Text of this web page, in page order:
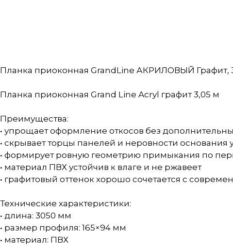
Планка приоконная GrandLine АКРИЛОВЫЙ Графит,
Планка приоконная Grand Line Acryl графит 3,05 м
Преимущества:
• упрощает оформление откосов без
• скрывает торцы панелей и неровности основания
• формирует ровную геометрию примыкания по
• материал ПВХ устойчив к влаге и не ржавеет
• графитовый оттенок хорошо сочетается с
Технические характеристики:
• длина: 3050 мм
• размер профиля: 165×94 мм
• материал: ПВХ